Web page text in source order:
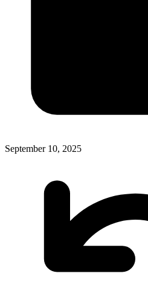
September 10, 2025